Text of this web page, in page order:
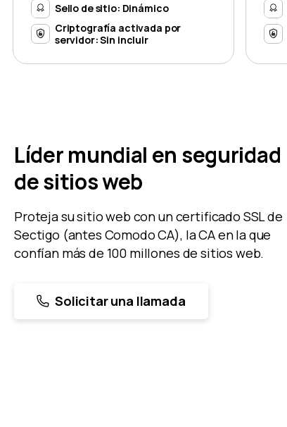
Sello de sitio: Dinámico
Criptografía activada por
servidor: Sin incluir
Líder mundial en seguridad
de sitios web
Proteja su sitio web con un certificado SSL de
Sectigo (antes Comodo CA), la CA en la que
confían más de 100 millones de sitios web.
Solicitar una llamada